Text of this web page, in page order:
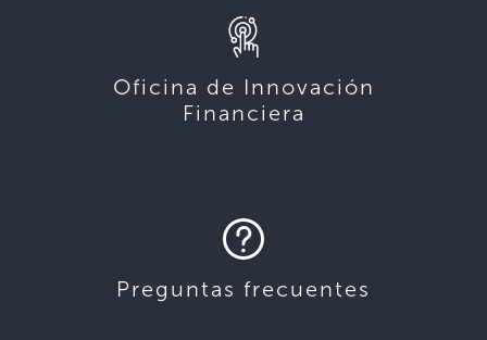
Oficina de Innovación
Financiera
Preguntas frecuentes